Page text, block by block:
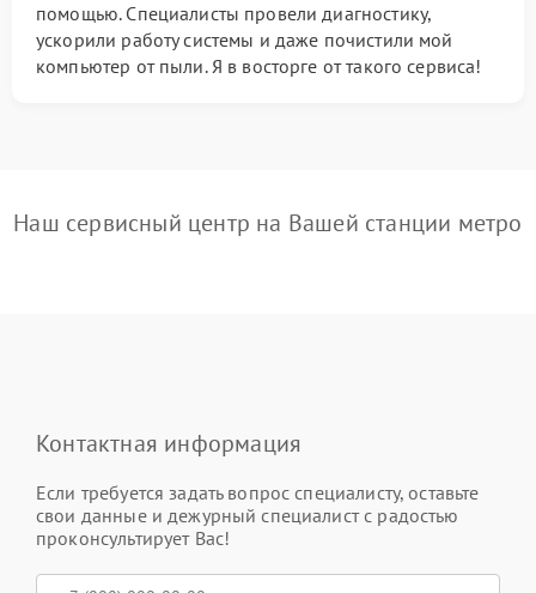
помощью. Специалисты провели диагностику,
ускорили работу системы и даже почистили мой
компьютер от пыли. Я в восторге от такого сервиса!
Наш сервисный центр на Вашей станции метро
Контактная информация
Если требуется задать вопрос специалисту, оставьте
свои данные и дежурный специалист с радостью
проконсультирует Вас!